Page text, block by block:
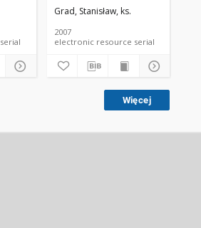
electronic resource serial
Grad, Stanisław, ks.
2007
electronic resource serial
Więcej